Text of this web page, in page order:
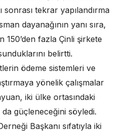
sonrası tekrar yapılandırma
dayanağının yanı sıra,
150’den fazla Çinli şirkete
belirtti.
ödeme sistemleri ve
yönelik çalışmalar
iki ülke ortasındaki
güçleneceğini söyledi.
Başkanı sıfatıyla iki